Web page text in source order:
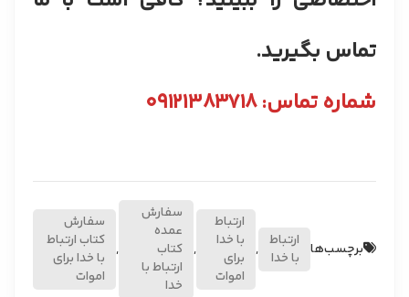
تماس بگیرید.
شماره تماس: ۰۹۱۲۱۳۸۳۷۱۸
برچسب‌ها ارتباط
با خدا
,
ارتباط
با خدا
برای
اموات
,
سفارش
عمده
کتاب
ارتباط با
خدا
,
سفارش
کتاب ارتباط
با خدا برای
اموات